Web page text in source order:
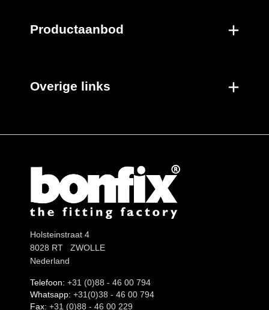
Productaanbod
Overige links
Holsteinstraat 4
8028 RT ZWOLLE
Nederland
Telefoon: +31 (0)88 - 46 00 794
Whatsapp: +31(0)38 - 46 00 794
Fax: +31 (0)88 - 46 00 229